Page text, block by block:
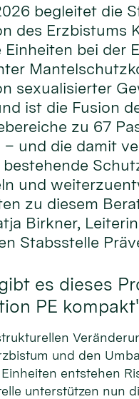
begleitet die
des Erzbistums
Einheiten bei der
sexualisierter
ist die Fusion
zu 67
– und die damit
und
zu diesem
Birkner,
Stabsstelle
es dieses
PE
und den
entstehen
unterstützen nun